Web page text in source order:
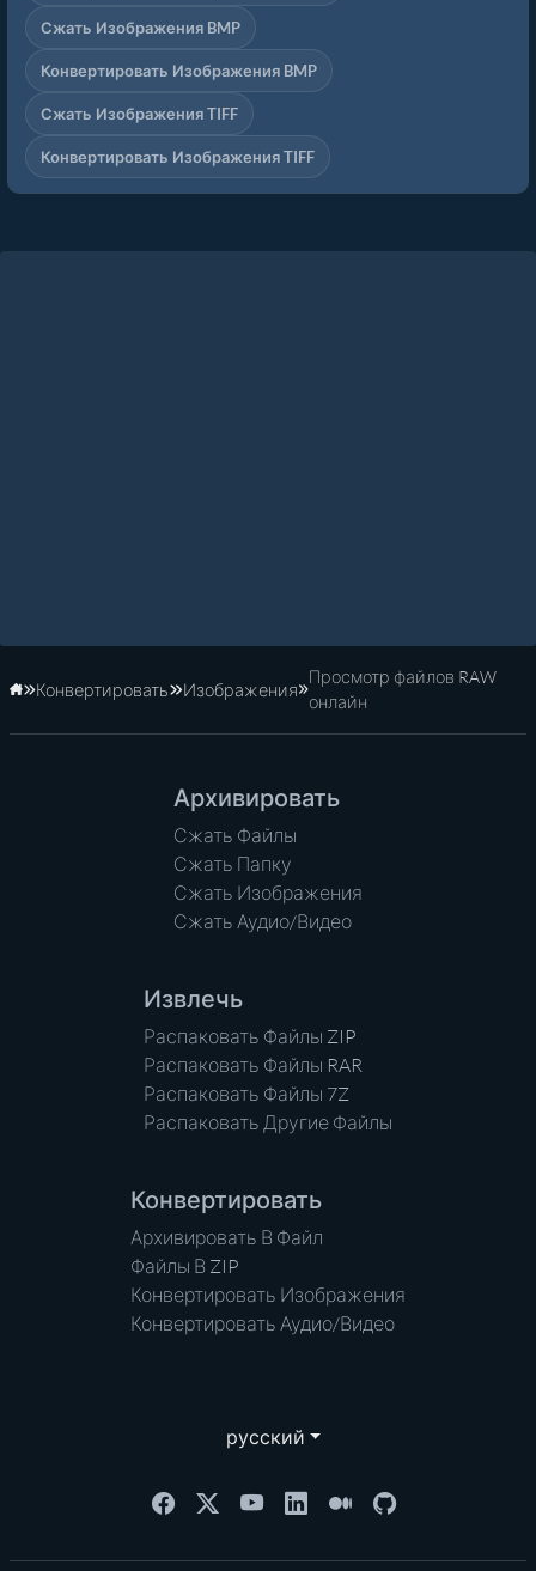
Сжать Изображения BMP
Конвертировать Изображения BMP
Сжать Изображения TIFF
Конвертировать Изображения TIFF
Главная
Конвертировать Изображения
Просмотр файлов RAW
онлайн
Архивировать
Сжать Файлы
Сжать Папку
Сжать Изображения
Сжать Аудио/Видео
Извлечь
Распаковать Файлы ZIP
Распаковать Файлы RAR
Распаковать Файлы 7Z
Распаковать Другие Файлы
Конвертировать
Архивировать В Файл
Файлы В ZIP
Конвертировать Изображения
Конвертировать Аудио/Видео
русский